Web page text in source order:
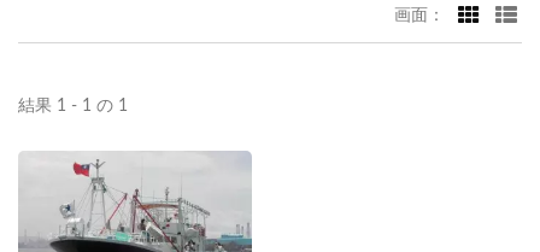
画面：
結果 1 - 1 の 1